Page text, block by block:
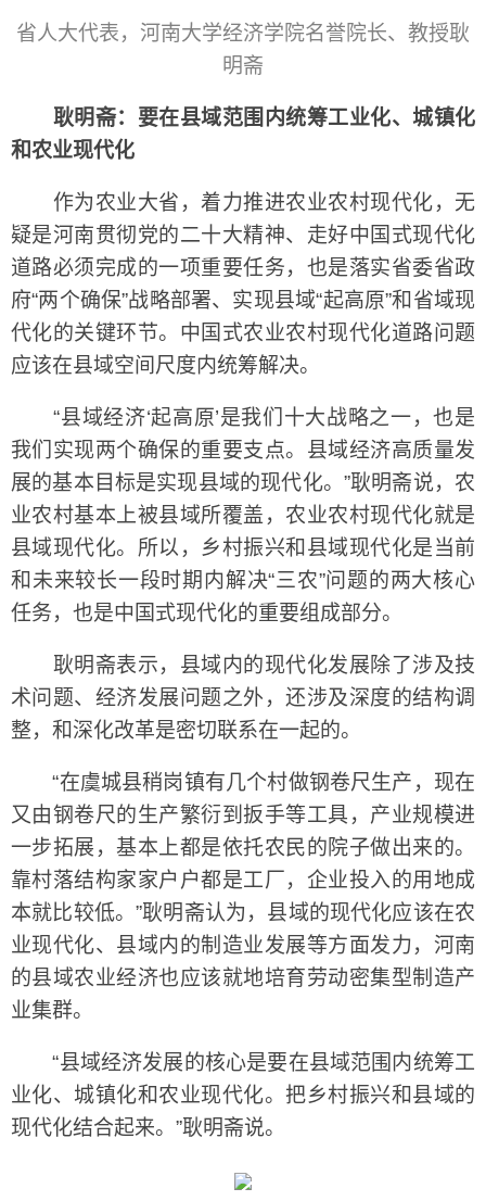
省人大代表，河南大学经济学院名誉院长、教授耿
明斋
耿明斋：要在县域范围内统筹工业化、城镇化
和农业现代化
作为农业大省，着力推进农业农村现代化，无
疑是河南贯彻党的二十大精神、走好中国式现代化
道路必须完成的一项重要任务，也是落实省委省政
府“两个确保”战略部署、实现县域“起高原”和省域现
代化的关键环节。中国式农业农村现代化道路问题
应该在县域空间尺度内统筹解决。
“县域经济‘起高原’是我们十大战略之一，也是
我们实现两个确保的重要支点。县域经济高质量发
展的基本目标是实现县域的现代化。”耿明斋说，农
业农村基本上被县域所覆盖，农业农村现代化就是
县域现代化。所以，乡村振兴和县域现代化是当前
和未来较长一段时期内解决“三农”问题的两大核心
任务，也是中国式现代化的重要组成部分。
耿明斋表示，县域内的现代化发展除了涉及技
术问题、经济发展问题之外，还涉及深度的结构调
整，和深化改革是密切联系在一起的。
“在虞城县稍岗镇有几个村做钢卷尺生产，现在
又由钢卷尺的生产繁衍到扳手等工具，产业规模进
一步拓展，基本上都是依托农民的院子做出来的。
靠村落结构家家户户都是工厂，企业投入的用地成
本就比较低。”耿明斋认为，县域的现代化应该在农
业现代化、县域内的制造业发展等方面发力，河南
的县域农业经济也应该就地培育劳动密集型制造产
业集群。
“县域经济发展的核心是要在县域范围内统筹工
业化、城镇化和农业现代化。把乡村振兴和县域的
现代化结合起来。”耿明斋说。